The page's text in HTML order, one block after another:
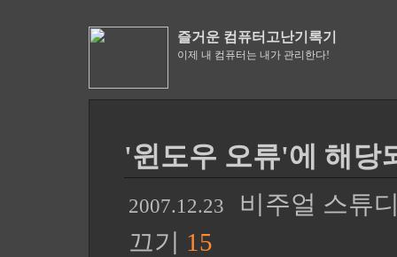
즐거운 컴퓨터고난기록기
이제 내 컴퓨터는 내가 관리한다!
'윈도우 오류'에 해당
2007.12.23
비주얼 스튜
끄기 15